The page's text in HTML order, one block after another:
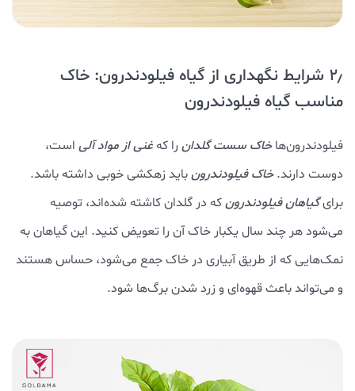
۲٫ شرایط نگهداری از گیاه فیلودندرون: خاک
مناسب گیاه فیلودندرون
فیلودندرون‌هاخاک سست گلدان را کهغنی از مواد آلی است،
دوست دارند.خاک فیلودندرونباید زهکشی خوبی داشته باشد.
برایگیاهان فیلودندرونکه در گلدان کاشته شده‌اند، توصیه
می‌شود هر چند سال یکبار خاک آن را تعویض کنید. این گیاهان به
نمک‌هایی که از طریق آبیاری در خاک جمع می‌شود، حساس هستند
و می‌تواند باعث قهوه‌ای و زرد شدن برگ‌ها شود.